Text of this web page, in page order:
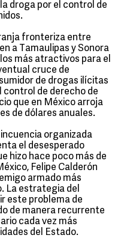
droga por el control de
fronteriza entre
a Tamaulipas y Sonora
más atractivos para el
cruce de
de drogas ilícitas
control de derecho de
que en México arroja
de dólares anuales.
organizada
el desesperado
hizo hace poco más de
Felipe Calderón
armado más
La estrategia del
este problema de
de manera recurrente
cada vez más
del Estado.